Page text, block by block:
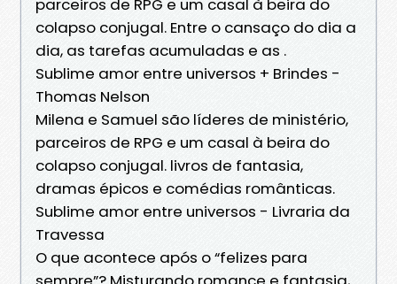
parceiros de RPG e um casal à beira do
colapso conjugal. Entre o cansaço do dia a
dia, as tarefas acumuladas e as .
Sublime amor entre universos + Brindes -
Thomas Nelson
Milena e Samuel são líderes de ministério,
parceiros de RPG e um casal à beira do
colapso conjugal. livros de fantasia,
dramas épicos e comédias românticas.
Sublime amor entre universos - Livraria da
Travessa
O que acontece após o “felizes para